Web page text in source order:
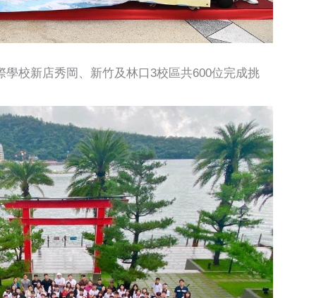
校新店秀岡、新竹及林口3校區共600位完成挑